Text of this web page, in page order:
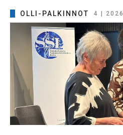
OLLI-PALKINNOT 4 | 2026